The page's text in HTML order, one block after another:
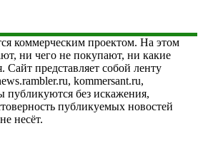
коммерческим проектом. На этом
ни чего не покупают, ни какие
Сайт представляет собой ленту
kommersant.ru,
публикуются без искажения,
публикуемых новостей
несёт.